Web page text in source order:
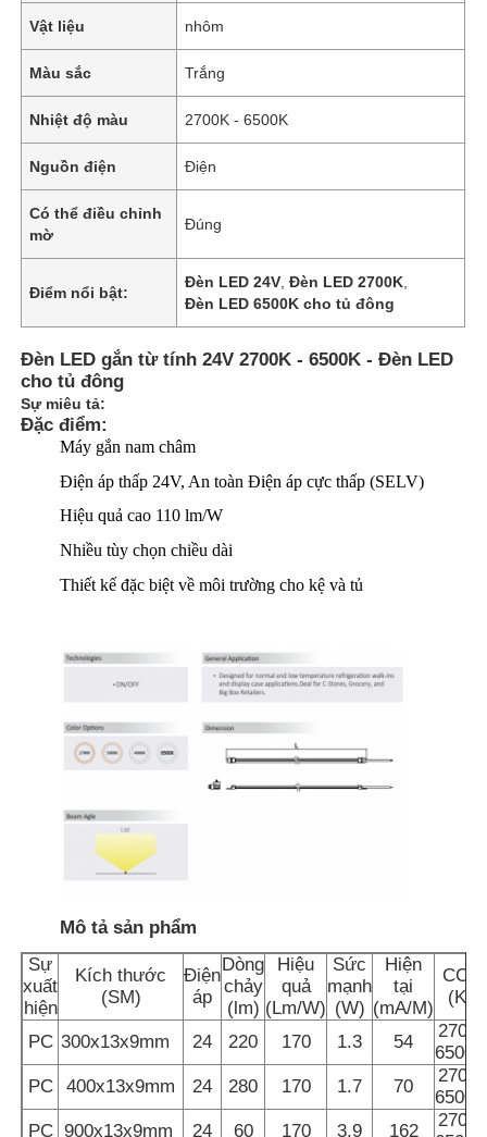
Nhà
Sản phẩm
Về chúng tôi
Vật liệu nhôm
Màu sắc Trắng
Nhiệt độ màu 2700K - 6500K
Nguồn điện Điện
Có thể điều chỉnh
mờ
Đúng
Điểm nổi bật:
Đèn LED 24V ,Đèn LED 2700K
Đèn LED 6500K cho tủ đông
Đèn LED gắn từ tính 24V 2700K - 6500K - Đèn LED
cho tủ đông
Sự miêu tả:
Đặc điểm:
Máy gắn nam châm
Điện áp thấp 24V, An toàn Điện áp cực thấp (SELV)
Hiệu quả cao 110 lm/W
Nhiều tùy chọn chiều dài
Thiết kế đặc biệt về môi trường cho kệ và tủ
Mô tả sản phẩm
Sự
xuất
hiện
Kích thước
(SM)
Điện
áp
Dòng
chảy
(lm)
Hiệu
quả
(Lm/W)
Sức
mạnh
(W)
Hiện
tại
(mA/M)
CCT
(K)
PC 300x13x9mm 24 220 170 1.3 54
2700-
6500K
PC
400x13x9mm 24 280 170 1.7 70
2700-
6500K
PC 900x13x9mm 24 60 170 3.9 162
2700-